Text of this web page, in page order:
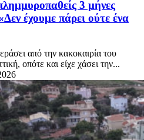
3 μήνες
έχουμε πάρει ούτε ένα
από την κακοκαιρία του
οπότε και είχε χάσει την...